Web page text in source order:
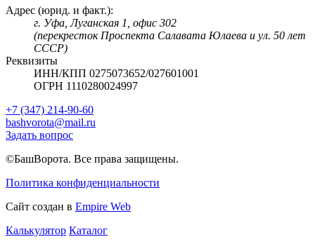
Адрес (юрид. и факт.):
г. Уфа, Луганская 1, офис 302
(перекресток Проспекта Салавата Юлаева и ул. 50 лет
СССР)
Реквизиты
ИНН/КПП 0275073652/027601001
ОГРН 1110280024997
+7 (347) 214-90-60
bashvorota@mail.ru
Задать вопрос
©БашВорота. Все права защищены.
Политика конфиденциальности
Сайт создан в Empire Web
Калькулятор Каталог